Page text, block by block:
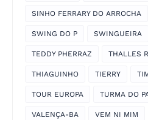
SINHO FERRARY DO ARROCHA
SWING DO P SWINGUEIRA
TEDDY PHERRAZ THALLES
THIAGUINHO TIERRY
TOUR EUROPA TURMA DO
VALENÇA-BA VEM NI MIM